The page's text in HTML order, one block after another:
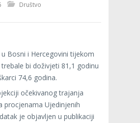
Društvo
Bosni i Hercegovini tijekom
bi doživjeti 81,1 godinu
74,6 godina.
očekivanog trajanja
procjenama Ujedinjenih
je objavljen u publikaciji